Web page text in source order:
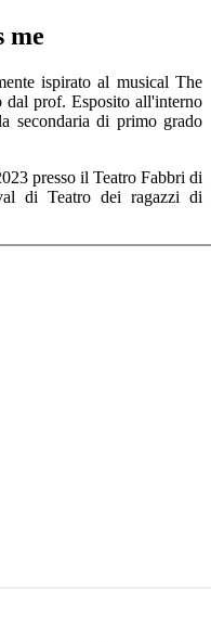
me
ispirato al musical The
dal prof. Esposito all'interno
secondaria di primo grado
presso il Teatro Fabbri di
di Teatro dei ragazzi di